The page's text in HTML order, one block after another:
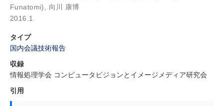
Funatomi)
向川 康博
2016.1
タイプ
国内会議技術報告
収録
情報処理学会 コンピュータビジョンとイメージメディア研究会
引用